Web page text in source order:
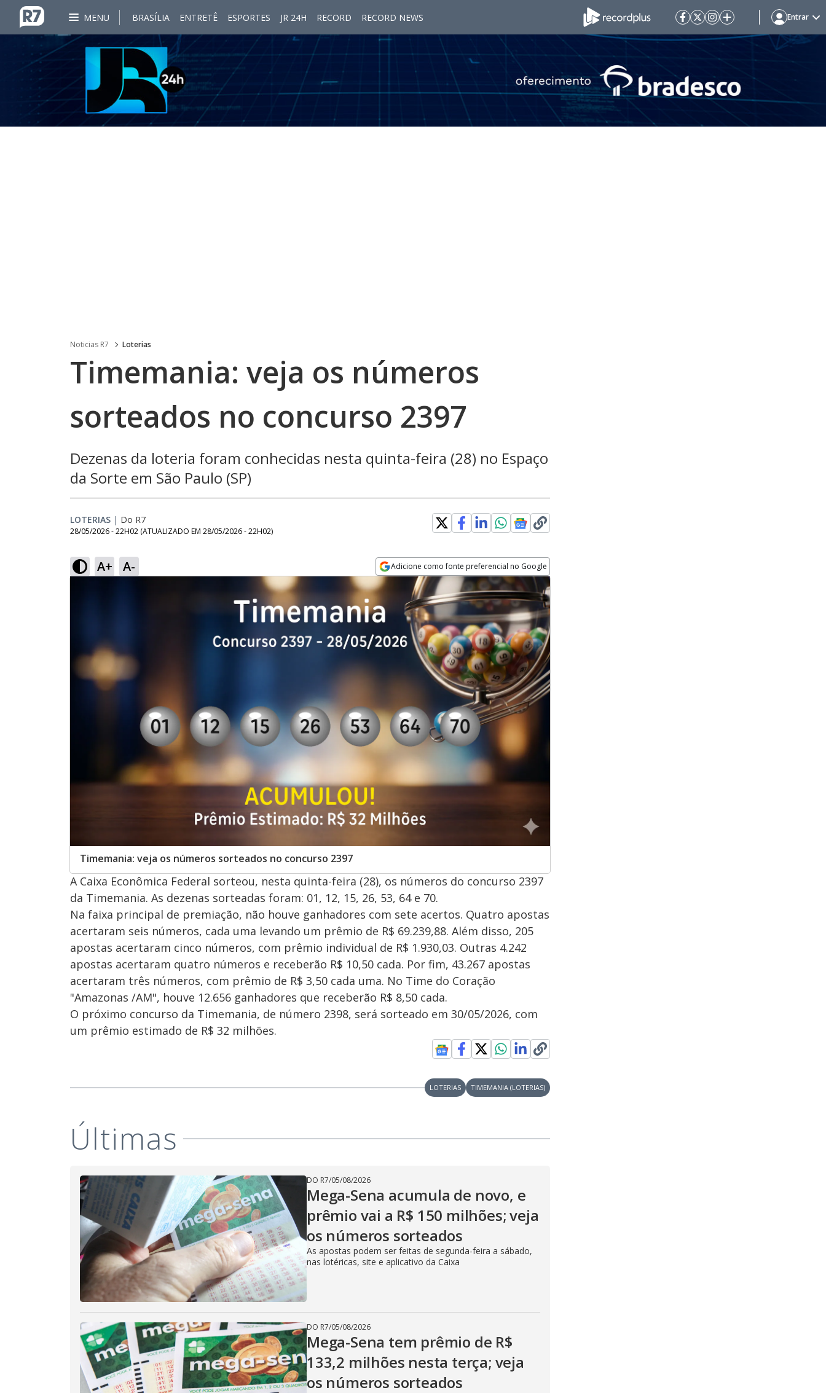
MENU BRASÍLIA ENTRETÊ ESPORTES JR 24H RECORD RECORD NEWS Entrar
Noticias R7 Loterias
Timemania: veja os números
sorteados no concurso 2397
Dezenas da loteria foram conhecidas nesta quinta-feira (28) no Espaço
da Sorte em São Paulo (SP)
LOTERIAS | Do R7
28/05/2026 - 22H02 (ATUALIZADO EM 28/05/2026 - 22H02)
A+ A- Adicione como fonte preferencial no Google
Opens in new window
Timemania: veja os números sorteados no concurso 2397
A Caixa Econômica Federal sorteou, nesta quinta-feira (28), os números do concurso 2397
da Timemania. As dezenas sorteadas foram: 01, 12, 15, 26, 53, 64 e 70.
Na faixa principal de premiação, não houve ganhadores com sete acertos. Quatro apostas
acertaram seis números, cada uma levando um prêmio de R$ 69.239,88. Além disso, 205
apostas acertaram cinco números, com prêmio individual de R$ 1.930,03. Outras 4.242
apostas acertaram quatro números e receberão R$ 10,50 cada. Por fim, 43.267 apostas
acertaram três números, com prêmio de R$ 3,50 cada uma. No Time do Coração
"Amazonas /AM", houve 12.656 ganhadores que receberão R$ 8,50 cada.
O próximo concurso da Timemania, de número 2398, será sorteado em 30/05/2026, com
um prêmio estimado de R$ 32 milhões.
LOTERIAS TIMEMANIA (LOTERIAS)
Últimas
DO R7/05/08/2026
Mega-Sena acumula de novo, e
prêmio vai a R$ 150 milhões; veja
os números sorteados
As apostas podem ser feitas de segunda-feira a sábado,
nas lotéricas, site e aplicativo da Caixa
DO R7/05/08/2026
Mega-Sena tem prêmio de R$
133,2 milhões nesta terça; veja
os números sorteados